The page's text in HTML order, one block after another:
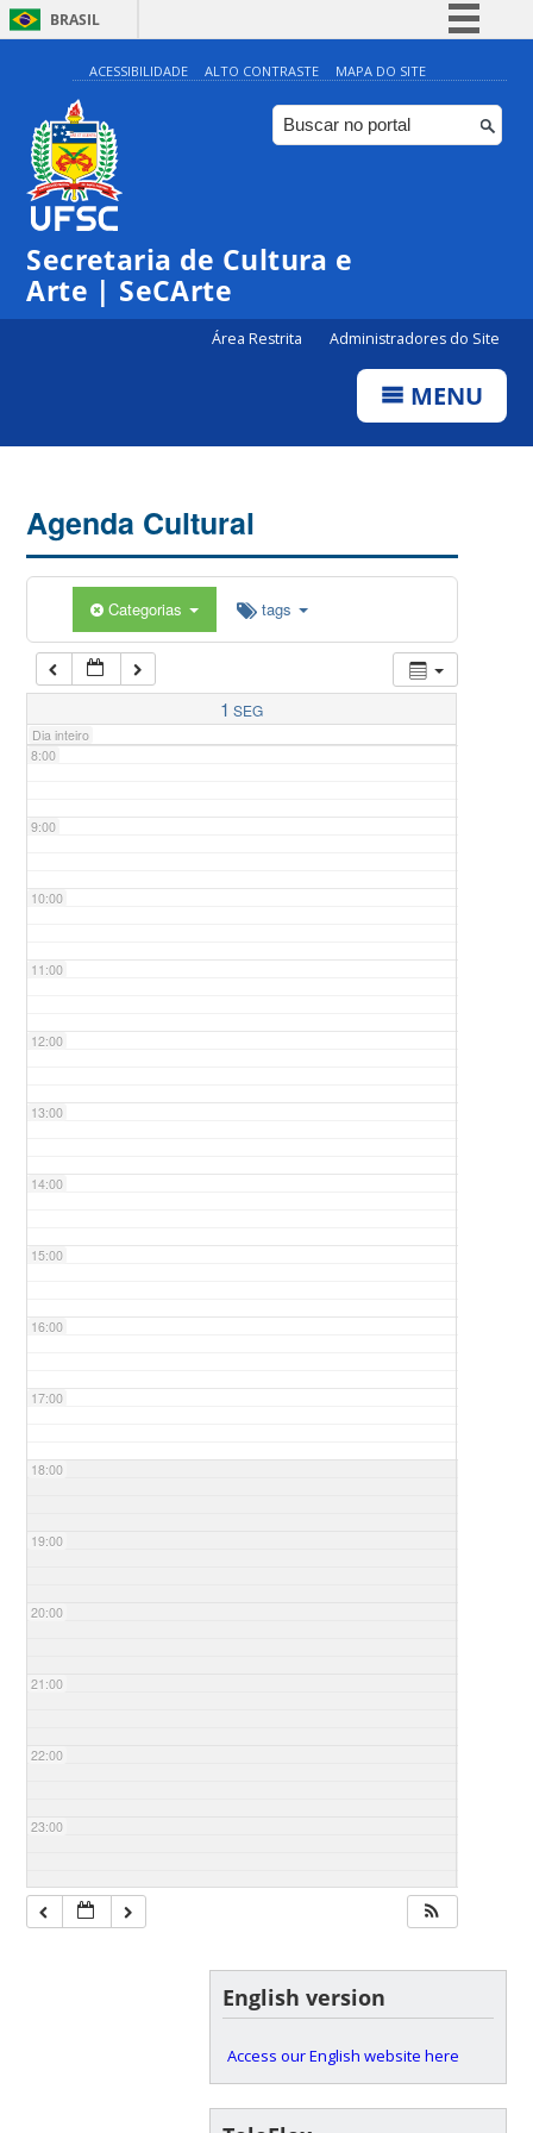
BRASIL
Simplifique!
Comunica BR
Participe
ACESSIBILIDADE ALTO CONTRASTE MAPA DO SITE
Secretaria de Cultura e
Arte | SeCArte
Área Restrita Administradores do Site
MENU
Agenda Cultural
Categorias tags
1 SEG
Dia inteiro
0:00
1:00
5:00
7:00
8:00
9:00
10:00
11:00
12:00
13:00
14:00
15:00
16:00
17:00
18:00
19:00
20:00
21:00
22:00
23:00
English version
Access our English website here